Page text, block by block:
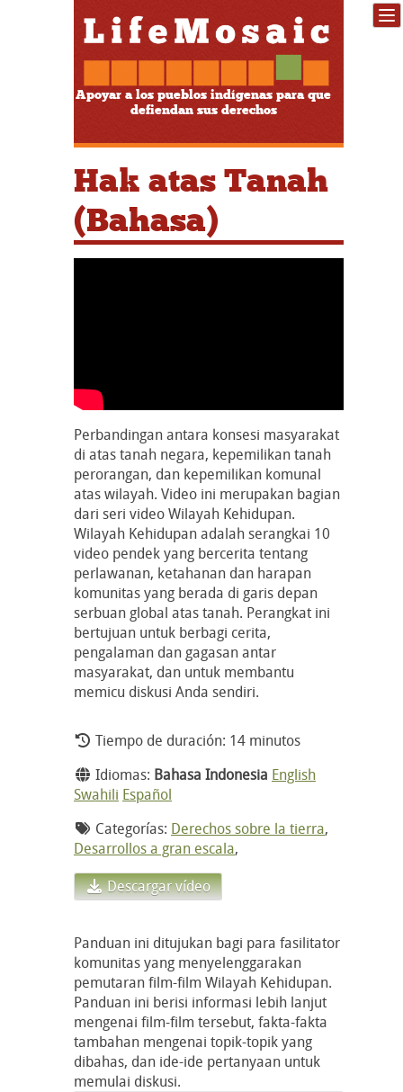
Apoyar a los pueblos indígenas para que
defiendan sus derechos
Hak atas Tanah
(Bahasa)
Perbandingan antara konsesi masyarakat
di atas tanah negara, kepemilikan tanah
perorangan, dan kepemilikan komunal
atas wilayah. Video ini merupakan bagian
dari seri video Wilayah Kehidupan.
Wilayah Kehidupan adalah serangkai 10
video pendek yang bercerita tentang
perlawanan, ketahanan dan harapan
komunitas yang berada di garis depan
serbuan global atas tanah. Perangkat ini
bertujuan untuk berbagi cerita,
pengalaman dan gagasan antar
masyarakat, dan untuk membantu
memicu diskusi Anda sendiri.
Tiempo de duración: 14 minutos
Idiomas: Bahasa Indonesia English
Swahili Español
Categorías: Derechos sobre la tierra,
Desarrollos a gran escala,
Descargar vídeo
Panduan ini ditujukan bagi para fasilitator
komunitas yang menyelenggarakan
pemutaran film-film Wilayah Kehidupan.
Panduan ini berisi informasi lebih lanjut
mengenai film-film tersebut, fakta-fakta
tambahan mengenai topik-topik yang
dibahas, dan ide-ide pertanyaan untuk
memulai diskusi.